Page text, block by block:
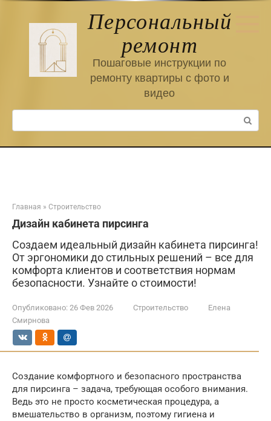
Персональный
ремонт
Пошаговые инструкции по
ремонту квартиры с фото и
видео
Поиск:
Главная » Строительство
Дизайн кабинета пирсинга
Создаем идеальный дизайн кабинета пирсинга!
От эргономики до стильных решений – все для
комфорта клиентов и соответствия нормам
безопасности. Узнайте о стоимости!
Опубликовано: 26 Фев 2026 Строительство
Елена
Смирнова
Создание комфортного и безопасного пространства
для пирсинга – задача, требующая особого внимания.
Ведь это не просто косметическая процедура, а
вмешательство в организм, поэтому гигиена и